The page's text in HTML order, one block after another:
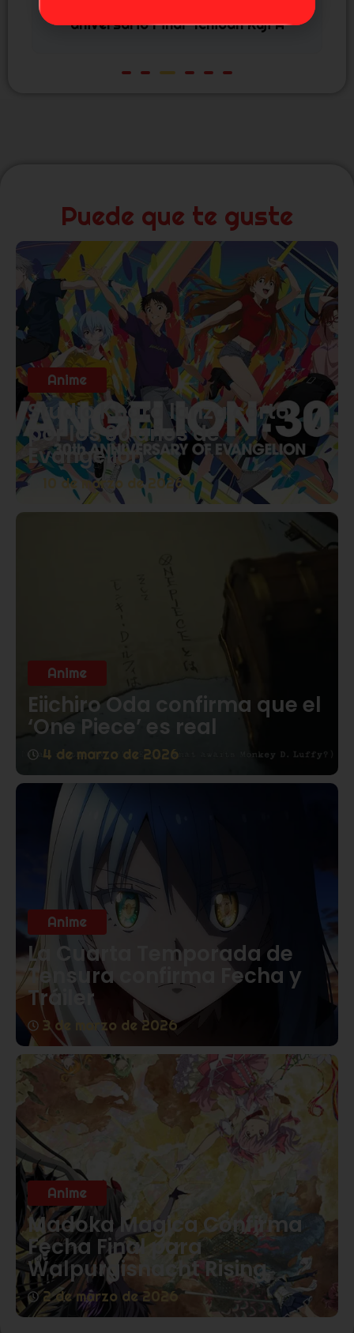
Callejera" High Premium Sega
Puede que te guste
Anime
Studio Khara lanza corto
por los 30 años de
Evangelion
10 de marzo de 2026
Eiichiro Oda confirma que el
‘One Piece’ es real
4 de marzo de 2026
Anime
La Cuarta Temporada de
Tensura confirma Fecha y
Tráiler
3 de marzo de 2026
Anime
Madoka Magica Confirma
Fecha Final para
Walpurgisnacht Rising
2 de marzo de 2026